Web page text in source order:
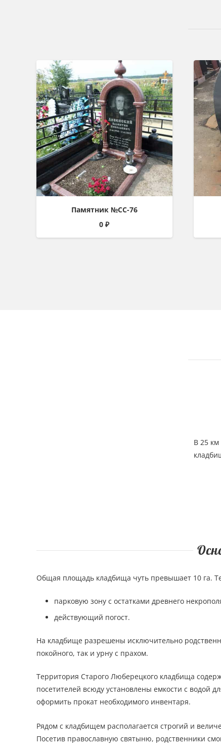
Памятник №СС-76
0₽
В 25 км
Общая площадь кладбища чуть превышает 10 га.
парковую зону с остатками древнего
действующий погост.
На кладбище разрешены исключительно
покойного, так и урну с прахом.
Территория Старого Люберецкого кладбища
посетителей всюду установлены емкости с водой
оформить прокат необходимого инвентаря.
Рядом с кладбищем располагается строгий и
Посетив православную святыню, родственники